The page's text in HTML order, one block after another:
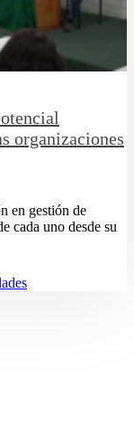
organizaciones
en gestión de
cada uno desde su